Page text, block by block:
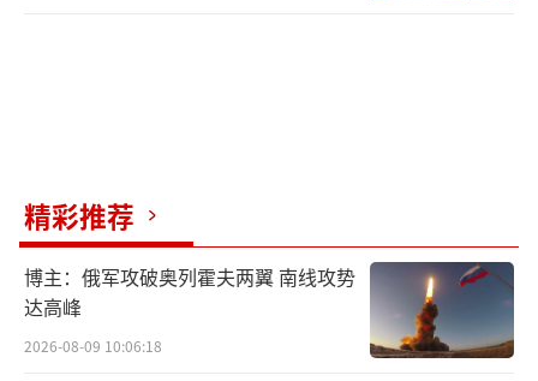
精彩推荐
博主：俄军攻破奥列霍夫两翼 南线攻势
达高峰
2026-08-09 10:06:18